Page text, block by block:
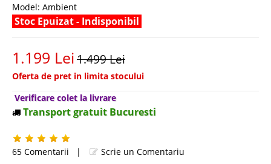
Model: Ambient
Stoc Epuizat - Indisponibil
1.199 Lei1.499 Lei
Oferta de pret in limita stocului
Verificare colet la livrare
Transport gratuit Bucuresti
65 Comentarii |
Scrie un Comentariu